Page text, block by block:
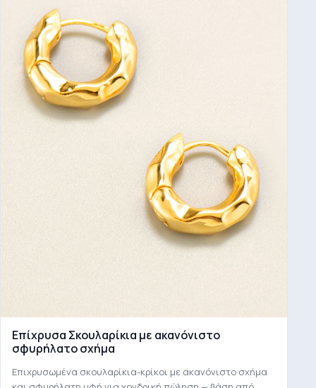
Επίχρυσα Σκουλαρίκια με ακανόνιστο
σφυρήλατο σχήμα
Επιχρυσωμένα σκουλαρίκια-κρίκοι με ακανόνιστο σχήμα